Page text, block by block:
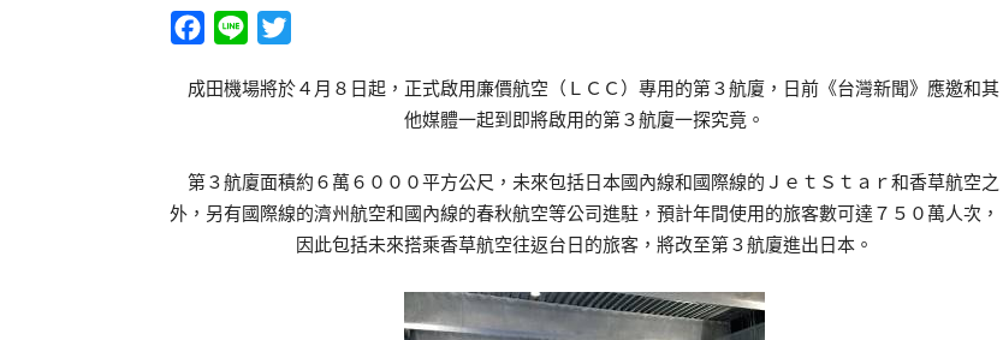
Facebook
Line
成田機場將於４月８日起，正式啟用廉價航空（ＬＣＣ）專用的第３航廈，日前《台灣新聞》應邀和其
他媒體一起到即將啟用的第３航廈一探究竟。
第３航廈面積約６萬６０００平方公尺，未來包括日本國內線和國際線的ＪｅｔＳｔａｒ和香草航空之
外，另有國際線的濟州航空和國內線的春秋航空等公司進駐，預計年間使用的旅客數可達７５０萬人次，
因此包括未來搭乘香草航空往返台日的旅客，將改至第３航廈進出日本。